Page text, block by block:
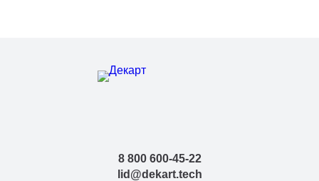
8 800 600-45-22
lid@dekart.tech